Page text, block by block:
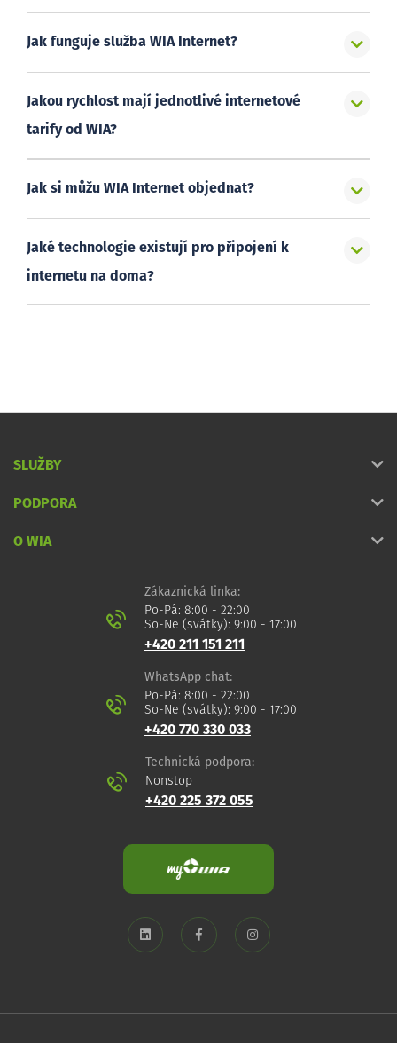
Jak funguje služba WIA Internet?
Jakou rychlost mají jednotlivé internetové
tarify od WIA?
Jak si můžu WIA Internet objednat?
Jaké technologie existují pro připojení k
internetu na doma?
SLUŽBY
PODPORA
O WIA
Zákaznická linka:
Po-Pá: 8:00 - 22:00
So-Ne (svátky): 9:00 - 17:00
+420 211 151 211
WhatsApp chat:
Po-Pá: 8:00 - 22:00
So-Ne (svátky): 9:00 - 17:00
+420 770 330 033
Technická podpora:
Nonstop
+420 225 372 055